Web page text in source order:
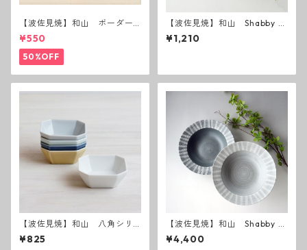
【波佐見焼】和山 ボーダー
茶碗 赤
¥550
50%OFF
【波佐見焼】和山 Shabby c
hic style ボウルS ( ダークグ
レー ／ ライトグレー ）
¥1,210
【波佐見焼】和山 八角シリ
ーズ S 小付け
¥825
【波佐見焼】和山 Shabby c
hic style ボウルL ( ダークグ
レー ／ ライトグレー ）
¥4,400